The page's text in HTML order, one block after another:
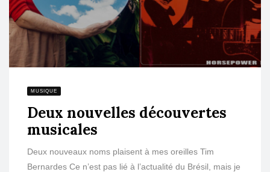
MUSIQUE
Deux nouvelles découvertes
musicales
Deux nouveaux noms plaisent à mes oreilles Tim
Bernardes Ce n’est pas lié à l’actualité du Brésil, mais je